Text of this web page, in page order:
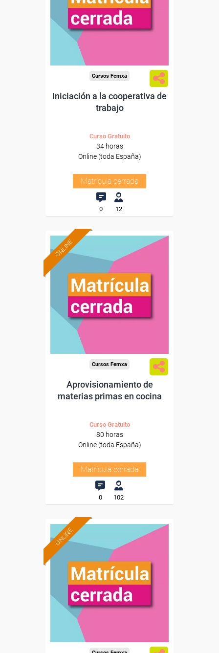
Cursos Femxa
Iniciación a la cooperativa de
trabajo
Curso Gratuito
34 horas
Online (toda España)
Matrícula cerrada
0 12
ONLINE
Cursos Femxa
Aprovisionamiento de
materias primas en cocina
Curso Gratuito
80 horas
Online (toda España)
Matrícula cerrada
0 102
ONLINE